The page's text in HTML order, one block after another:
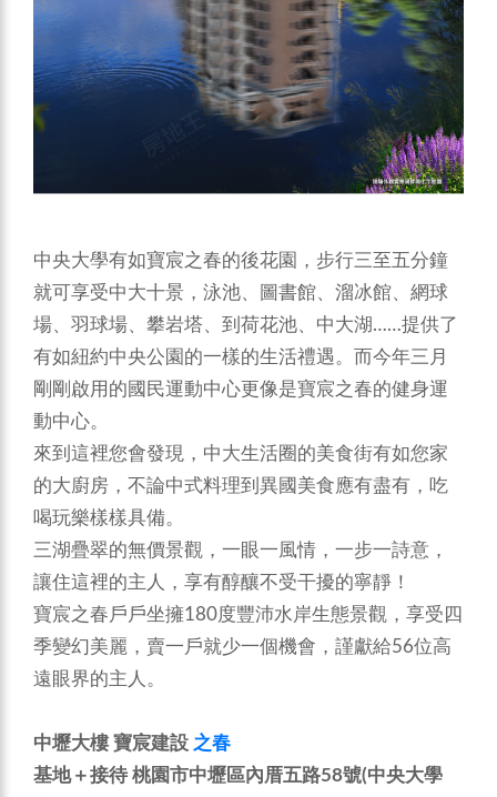
中央大學有如寶宸之春的後花園，步行三至五分鐘
就可享受中大十景，泳池、圖書館、溜冰館、網球
場、羽球場、攀岩塔、到荷花池、中大湖……提供了
有如紐約中央公園的一樣的生活禮遇。而今年三月
剛剛啟用的國民運動中心更像是寶宸之春的健身運
動中心。
來到這裡您會發現，中大生活圈的美食街有如您家
的大廚房，不論中式料理到異國美食應有盡有，吃
喝玩樂樣樣具備。
三湖疊翠的無價景觀，一眼一風情，一步一詩意，
讓住這裡的主人，享有醇釀不受干擾的寧靜！
寶宸之春戶戶坐擁180度豐沛水岸生態景觀，享受四
季變幻美麗，賣一戶就少一個機會，謹獻給56位高
遠眼界的主人。
中壢大樓 寶宸建設 之春
基地＋接待 桃園市中壢區內厝五路58號(中央大學